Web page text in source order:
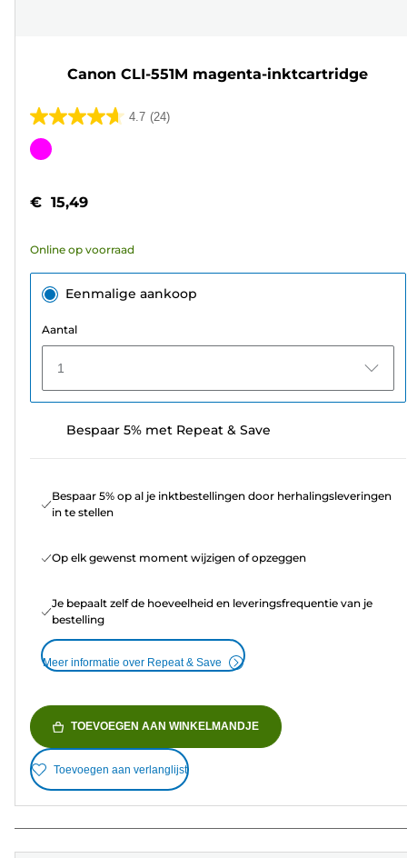
Canon CLI-551M magenta-inktcartridge
4.7 (24)
4.7
van
sterren.
beoordelingen
Kleurencartridge
€ 15,49
Online op voorraad
Eenmalige aankoop
Aantal
1
Bespaar 5% met Repeat & Save
Bespaar 5% op al je inktbestellingen door herhalingsleveringen
in te stellen
Op elk gewenst moment wijzigen of opzeggen
Je bepaalt zelf de hoeveelheid en leveringsfrequentie van je
bestelling
Meer informatie over Repeat & Save
TOEVOEGEN AAN WINKELMANDJE
Toevoegen aan verlanglijst